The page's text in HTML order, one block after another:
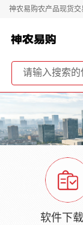
神农易购农产品现货交
软件下载